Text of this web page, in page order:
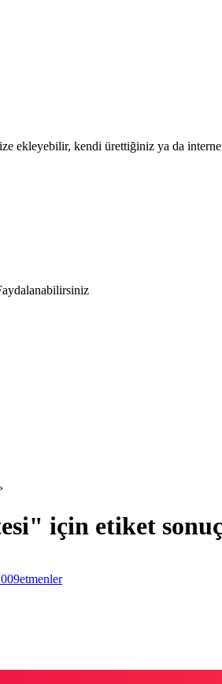
ekleyebilir, kendi ürettiğiniz ya da
›
için etiket